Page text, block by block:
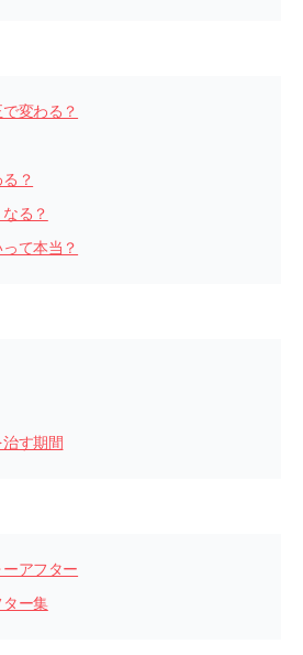
変わる？
？
る？
て本当？
す期間
アフター
ー集